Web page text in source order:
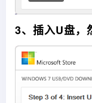
3、插入U盘，